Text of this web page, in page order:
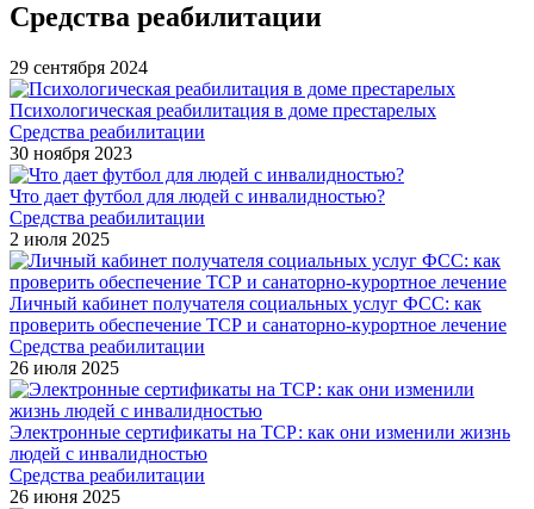
Средства реабилитации
29 сентября 2024
Психологическая реабилитация в доме престарелых
Средства реабилитации
30 ноября 2023
Что дает футбол для людей с инвалидностью?
Средства реабилитации
2 июля 2025
Личный кабинет получателя социальных услуг ФСС: как
проверить обеспечение ТСР и санаторно-курортное лечение
Средства реабилитации
26 июля 2025
Электронные сертификаты на ТСР: как они изменили жизнь
людей с инвалидностью
Средства реабилитации
26 июня 2025